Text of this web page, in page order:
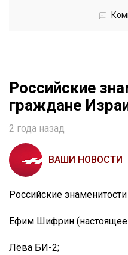
Российские
граждане
2 года назад
ВАШИ НОВОСТИ
Российские
Ефим Шифрин
Лёва БИ-2;